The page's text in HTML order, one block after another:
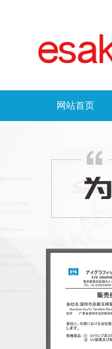
网站首页